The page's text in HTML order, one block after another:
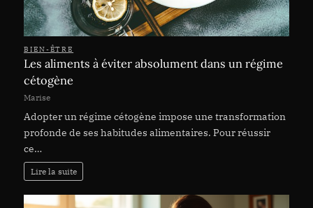
BIEN-ÊTRE
Les aliments à éviter absolument dans un régime
cétogène
Marise
Adopter un régime cétogène impose une transformation
profonde de ses habitudes alimentaires. Pour réussir
ce…
Lire la suite